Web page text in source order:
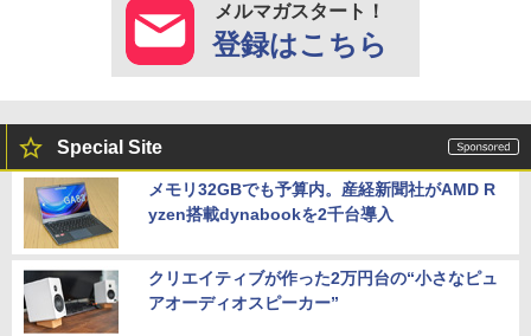
メルマガスタート！
登録はこちら
Special Site
メモリ32GBでも予算内。産経新聞社がAMD R
yzen搭載dynabookを2千台導入
クリエイティブが作った2万円台の“小さなピュ
アオーディオスピーカー”